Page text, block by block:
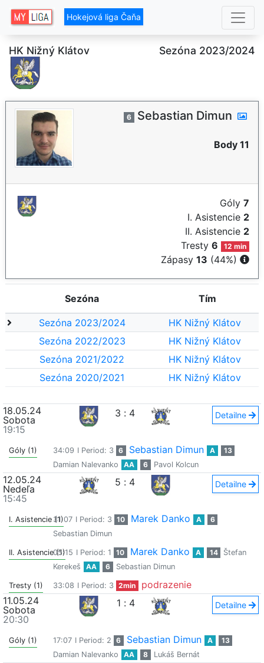
Hokejová liga Čaňa
HK Nižný Klátov Sezóna 2023/2024
6 Sebastian Dimun
Body 11
Góly 7
I. Asistencie 2
II. Asistencie 2
Tresty6 12 min
Zápasy 13 (44%)
Sezóna Tím
Sezóna 2023/2024
HK Nižný Klátov
Sezóna 2022/2023
HK Nižný Klátov
Sezóna 2021/2022
HK Nižný Klátov
Sezóna 2020/2021
HK Nižný Klátov
18.05.24
Sobota
19:15
3 : 4 Detailne
Góly (1) 34:09 I Period: 3 6 Sebastian Dimun A
13
Damian Nalevanko
AA 6 Pavol Kolcun
12.05.24
Nedeľa
15:45
5 : 4 Detailne
I. Asistencie (1)31:07 I Period: 3 10 Marek Danko A
6
Sebastian Dimun
II. Asistencie (1)
05:15 I Period: 1 10 Marek Danko A 14
Štefan
Kerekeš
AA 6 Sebastian Dimun
Tresty (1) 33:08 I Period: 3 2min
podrazenie
11.05.24
Sobota
20:30
1 : 4 Detailne
Góly (1) 17:07 I Period: 2 6 Sebastian Dimun A
13
Damian Nalevanko
AA 8 Lukáš Bernát